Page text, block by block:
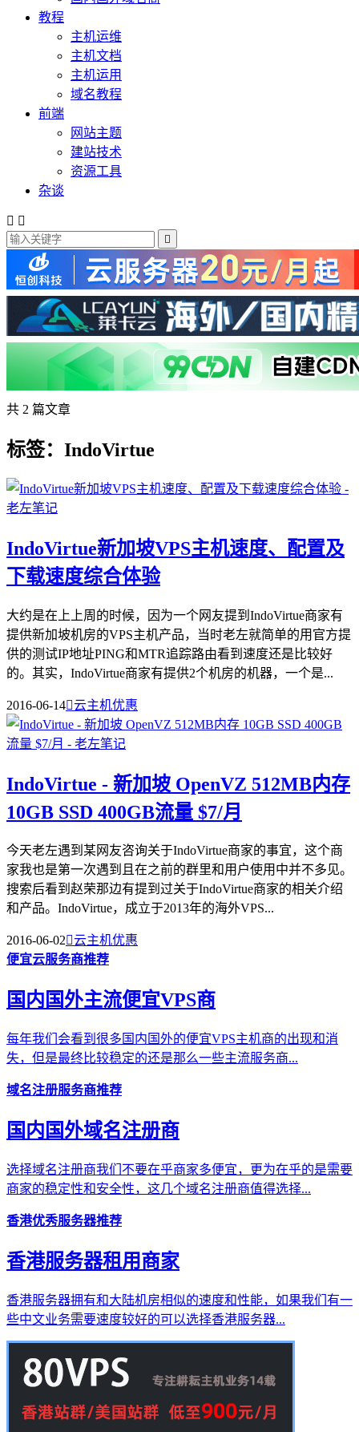
教程
主机运维
主机文档
主机运用
域名教程
前端
网站主题
建站技术
资源工具
杂谈
 

共 2 篇文章
标签：IndoVirtue
IndoVirtue新加坡VPS主机速度、配置及
下载速度综合体验
大约是在上上周的时候，因为一个网友提到IndoVirtue商家有
提供新加坡机房的VPS主机产品，当时老左就简单的用官方提
供的测试IP地址PING和MTR追踪路由看到速度还是比较好
的。其实，IndoVirtue商家有提供2个机房的机器，一个是...
2016-06-14云主机优惠
IndoVirtue - 新加坡 OpenVZ 512MB内存
10GB SSD 400GB流量 $7/月
今天老左遇到某网友咨询关于IndoVirtue商家的事宜，这个商
家我也是第一次遇到且在之前的群里和用户使用中并不多见。
搜索后看到赵荣那边有提到过关于IndoVirtue商家的相关介绍
和产品。IndoVirtue，成立于2013年的海外VPS...
2016-06-02云主机优惠
便宜云服务商推荐
国内国外主流便宜VPS商
每年我们会看到很多国内国外的便宜VPS主机商的出现和消
失，但是最终比较稳定的还是那么一些主流服务商...
域名注册服务商推荐
国内国外域名注册商
选择域名注册商我们不要在乎商家多便宜，更为在乎的是需要
商家的稳定性和安全性，这几个域名注册商值得选择...
香港优秀服务器推荐
香港服务器租用商家
香港服务器拥有和大陆机房相似的速度和性能，如果我们有一
些中文业务需要速度较好的可以选择香港服务器...